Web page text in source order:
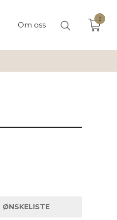
Om oss
0
ØNSKELISTE